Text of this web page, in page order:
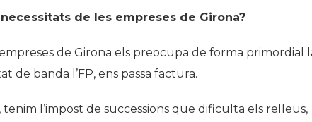
de les empreses de Girona?
de Girona els preocupa de forma primordial
de banda l’FP, ens passa factura.
l’impost de successions que dificulta els relleus,